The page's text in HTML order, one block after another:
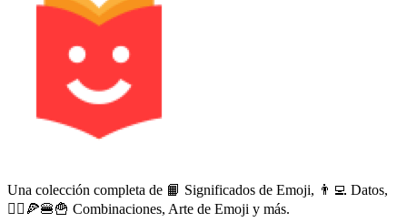
Una colección completa de 📙 Significados de Emoji, 👨‍💻 Datos,
🙅‍♀️🍕🍔🍟 Combinaciones, Arte de Emoji y más.